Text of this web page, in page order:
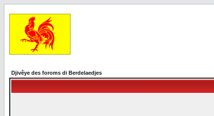
Djivêye des foroms di Berdelaedjes